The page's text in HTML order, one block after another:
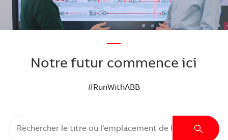
—
Notre futur commence ici
#RunWithABB